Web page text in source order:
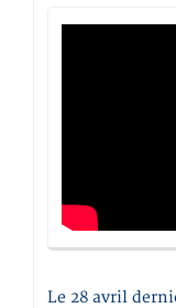
Le 28 avril